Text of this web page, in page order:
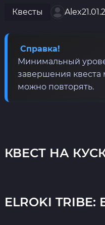
Квесты Alex
Справка!
Минимальный
завершения квеста
можно повторять.
КВЕСТ НА
ELROKI